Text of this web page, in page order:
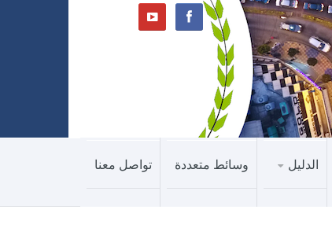
الدليل وسائط متعددة تواصل معنا